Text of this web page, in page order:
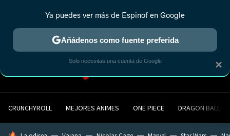
CRUNCHYROLL MEJORES ANIMES ONE PIECE DRAGON BALL
×
Ya puedes ver más de Espinof en Google
Añádenos como fuente preferida
Solo necesitas una cuenta de Google